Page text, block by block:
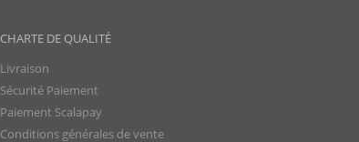
CHARTE DE QUALITÉ
Livraison
Sécurité Paiement
Paiement Scalapay
Conditions générales de vente